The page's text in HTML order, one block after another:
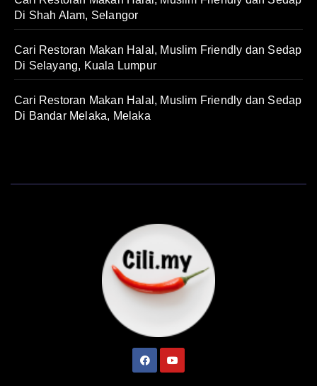
Di Shah Alam, Selangor
Cari Restoran Makan Halal, Muslim Friendly dan Sedap
Di Selayang, Kuala Lumpur
Cari Restoran Makan Halal, Muslim Friendly dan Sedap
Di Bandar Melaka, Melaka